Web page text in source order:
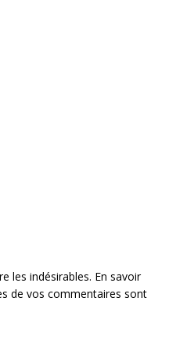
les indésirables. En savoir
de vos commentaires sont